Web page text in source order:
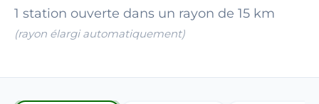
1 station ouverte dans un rayon de 15 km
(rayon élargi automatiquement)